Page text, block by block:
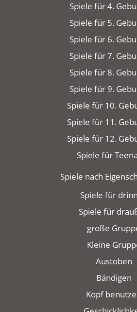
Spiele für 4.
Spiele für 5.
Spiele für 6.
Spiele für 7.
Spiele für 8.
Spiele für 9.
Spiele für 10.
Spiele für 11.
Spiele für 12.
Spiele für
Spiele nach
Spiele für
Spiele für
große
Kleine
Austoben
Bändigen
Kopf